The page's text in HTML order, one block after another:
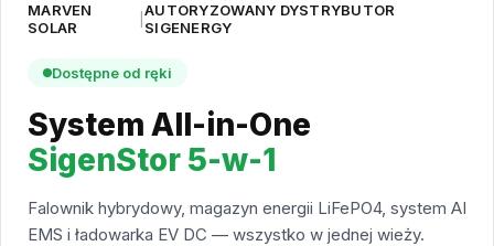
MARVEN
SOLAR
|AUTORYZOWANY DYSTRYBUTOR
SIGENERGY
Dostępne od ręki
System All-in-One
SigenStor 5-w-1
Falownik hybrydowy, magazyn energii LiFePO4, system AI
EMS i ładowarka EV DC — wszystko w jednej wieży.